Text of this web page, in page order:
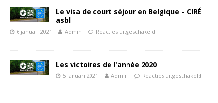
Le visa de court séjour en Belgique – CIRÉ
asbl
6 januari 2021 Admin Reacties uitgeschakeld
Les victoires de l'année 2020
5 januari 2021 Admin Reacties uitgeschakeld